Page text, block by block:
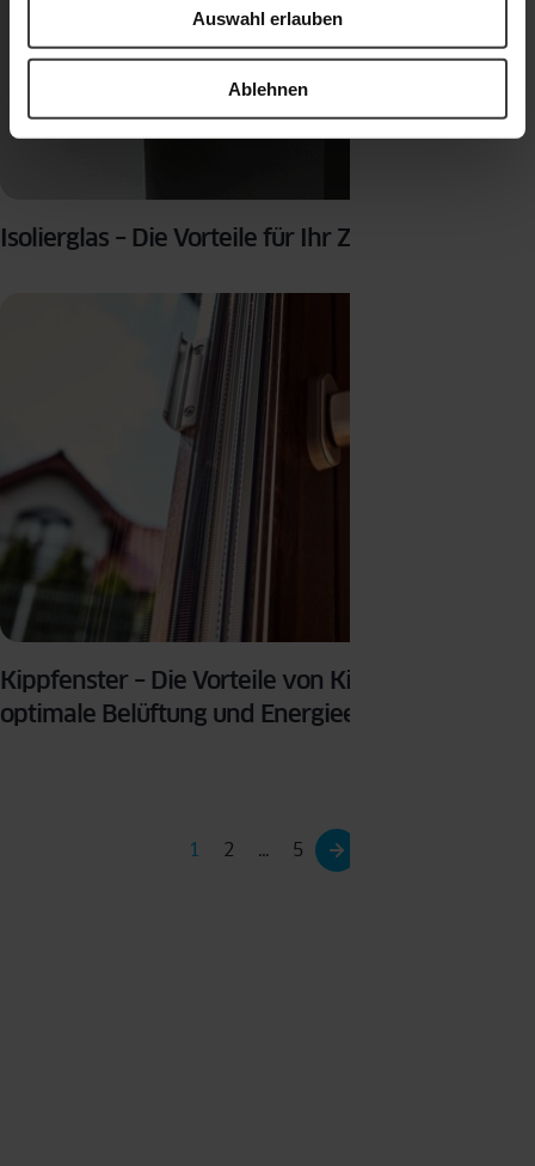
Auswahl erlauben
Ablehnen
Isolierglas – Die Vorteile für Ihr Zuhause
Kippfenster – Die Vorteile von Kippfenstern für
optimale Belüftung und Energieeffizienz
1 2 … 5